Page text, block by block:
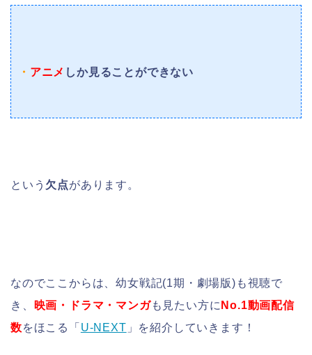
・ アニメ しか見ることができない
という 欠点があります。
なのでここからは、幼女戦記(1期・劇場版)も視聴で
き、
映画・ドラマ・マンガも見たい方に No.1動画配信
数をほこる「 U-NEXT 」を紹介していきます！